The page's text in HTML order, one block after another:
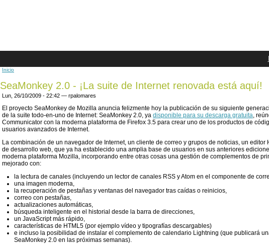
Inicio
SeaMonkey 2.0 - ¡La suite de Internet renovada está aquí!
Lun, 26/10/2009 - 22:42 — rpalomares
El proyecto SeaMonkey de Mozilla anuncia felizmente hoy la publicación de su siguiente
de la suite todo-en-uno de Internet: SeaMonkey 2.0, ya disponible para su descarga gratuita,
Communicator con la moderna plataforma de Firefox 3.5 para crear uno de los productos de
usuarios avanzados de Internet.
La combinación de un navegador de Internet, un cliente de correo y grupos de noticias, un editor
de desarrollo web, que ya ha establecido una amplia base de usuarios en sus anteriores
moderna plataforma Mozilla, incorporando entre otras cosas una gestión de complementos de
mejorado con:
la lectura de canales (incluyendo un lector de canales RSS y Atom en el componente de
una imagen moderna,
la recuperación de pestañas y ventanas del navegador tras caídas o reinicios,
correo con pestañas,
actualizaciones automáticas,
búsqueda inteligente en el historial desde la barra de direcciones,
un JavaScript más rápido,
características de HTML5 (por ejemplo vídeo y tipografías descargables)
e incluso la posibilidad de instalar el complemento de calendario Lightning (que publicará
SeaMonkey 2.0 en las próximas semanas).